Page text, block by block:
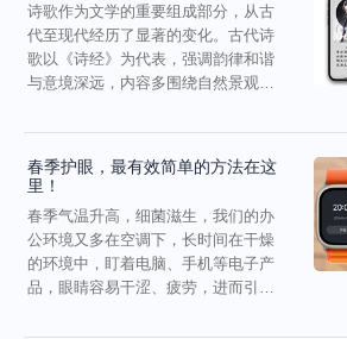
诗歌作为文学的重要组成部分，从古
代至现代经历了显著的变化。古代诗
歌以《诗经》为代表，强调韵律和谐
与意境深远，内容多围绕自然景观与
春季护眼，最有效简单的方法在这
里！
春季气温升高，细菌滋生，我们的办
公环境又多在空调下，长时间在干燥
的环境中，盯着电脑、手机等电子产
品，眼睛容易干涩、疲劳，进而引发